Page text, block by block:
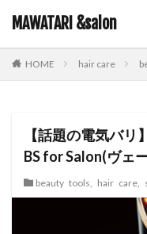
MAWATARI &salon
HOME hair care
【話題の電気バリ
BS for Salon(ヴェ
beauty tools hair care,
タグ
お客様お